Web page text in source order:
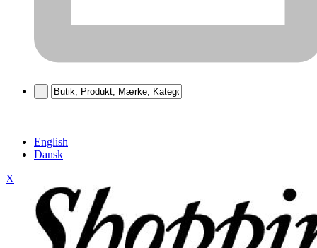
English
Dansk
X